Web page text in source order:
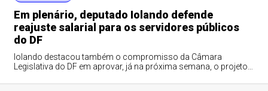
Em plenário, deputado Iolando defende
reajuste salarial para os servidores públicos
do DF
Iolando destacou também o compromisso da Câmara
Legislativa do DF em aprovar, já na próxima semana, o projeto